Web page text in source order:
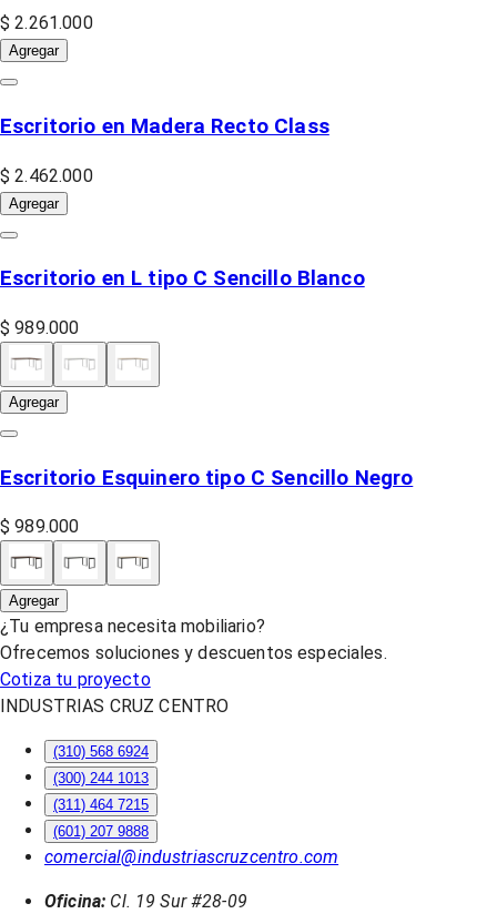
$ 2.261.000
Agregar
Escritorio en Madera Recto Class
$ 2.462.000
Agregar
Escritorio en L tipo C Sencillo Blanco
$ 989.000
Agregar
Escritorio Esquinero tipo C Sencillo Negro
$ 989.000
Agregar
¿Tu empresa necesita mobiliario?
Ofrecemos soluciones y descuentos especiales.
Cotiza tu proyecto
INDUSTRIAS CRUZ CENTRO
(310) 568 6924
(300) 244 1013
(311) 464 7215
(601) 207 9888
comercial@industriascruzcentro.com
Oficina: Cl. 19 Sur #28-09